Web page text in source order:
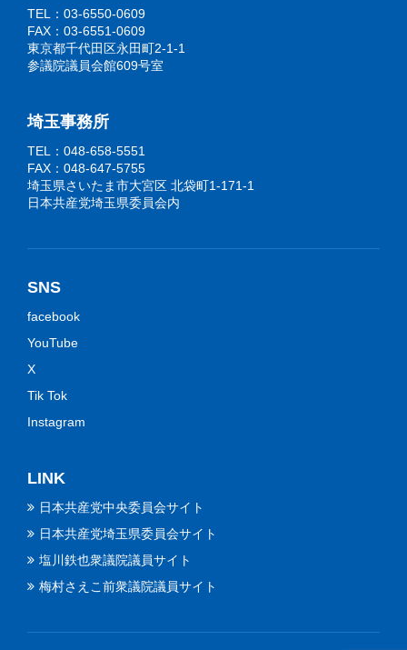
TEL：03-6550-0609
FAX：03-6551-0609
東京都千代田区永田町2-1-1
参議院議員会館609号室
埼玉事務所
TEL：048-658-5551
FAX：048-647-5755
埼玉県さいたま市大宮区 北袋町1-171-1
日本共産党埼玉県委員会内
SNS
facebook
YouTube
X
Tik Tok
Instagram
LINK
日本共産党中央委員会サイト
日本共産党埼玉県委員会サイト
塩川鉄也衆議院議員サイト
梅村さえこ前衆議院議員サイト